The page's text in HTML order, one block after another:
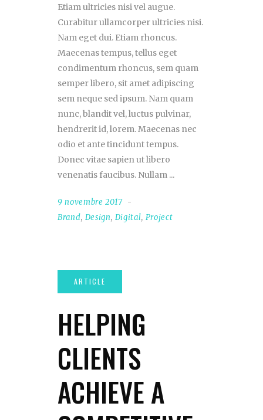
Etiam ultricies nisi vel augue.
Curabitur ullamcorper ultricies nisi.
Nam eget dui. Etiam rhoncus.
Maecenas tempus, tellus eget
condimentum rhoncus, sem quam
semper libero, sit amet adipiscing
sem neque sed ipsum. Nam quam
nunc, blandit vel, luctus pulvinar,
hendrerit id, lorem. Maecenas nec
odio et ante tincidunt tempus.
Donec vitae sapien ut libero
venenatis faucibus. Nullam
9 novembre 2017
Brand, Design, Digital, Project
HELPING
CLIENTS
ACHIEVE A